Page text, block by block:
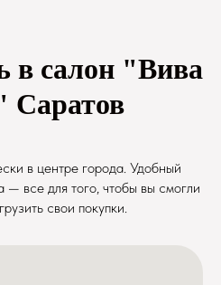
в салон "Вива
Саратов
в центре города. Удобный
— все для того, чтобы вы смогли
свои покупки.